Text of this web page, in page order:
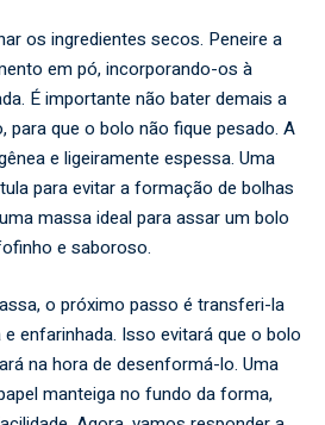
os ingredientes secos. Peneire a
em pó, incorporando-os à
É importante não bater demais a
para que o bolo não fique pesado. A
e ligeiramente espessa. Uma
para evitar a formação de bolhas
massa ideal para assar um bolo
e saboroso.
o próximo passo é transferi-la
enfarinhada. Isso evitará que o bolo
na hora de desenformá-lo. Uma
manteiga no fundo da forma,